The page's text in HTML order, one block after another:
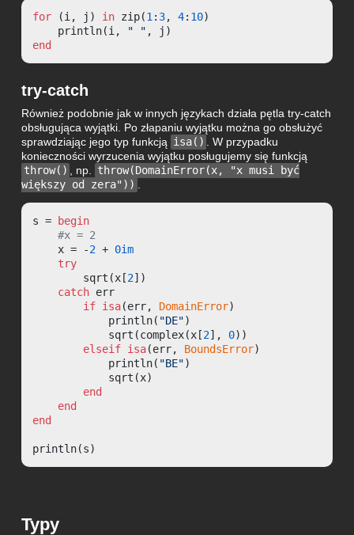
for (i, j) in zip(1 : 3, 4: 10)
    println(i,
" "
end
try-catch
Również podobnie jak w innych językach działa pętla try-catch
obsługująca wyjątki. Po złapaniu wyjątku można go obsłużyć
sprawdziając jego typ funkcją isa()
. W przypadku
konieczności wyrzucenia wyjątku posługujemy się funkcją
throw()
, np.
throw(DomainError(x, "x musi być
większy od zera"))
s =
begin
#x = 2
    x = -
2 + 0im
try
        sqrt(x[
2])
catch err
if isa(err, DomainError)
            println(
"DE")
            sqrt(complex(x[
2], 0))
elseif isa(err, BoundsError)
            println(
"BE")
            sqrt(x)
end
end
end
println(s)
Typy